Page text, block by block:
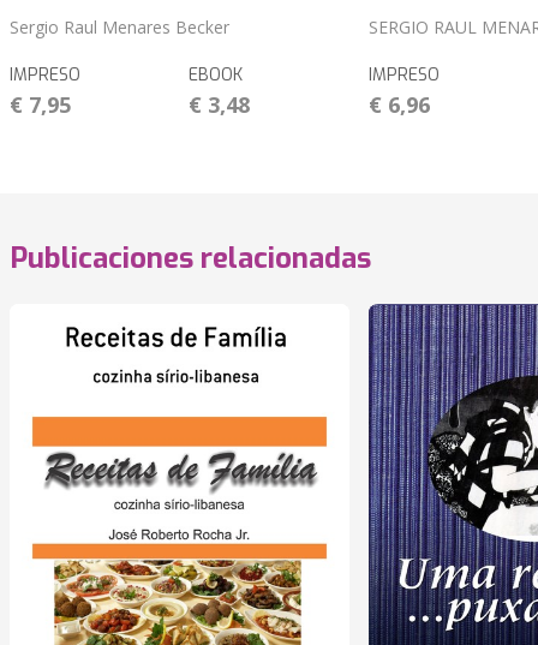
Sergio Raul Menares Becker
IMPRESO
€ 7,95
EBOOK
€ 3,48
SERGIO RAUL
IMPRESO
€ 6,96
Publicaciones relacionadas